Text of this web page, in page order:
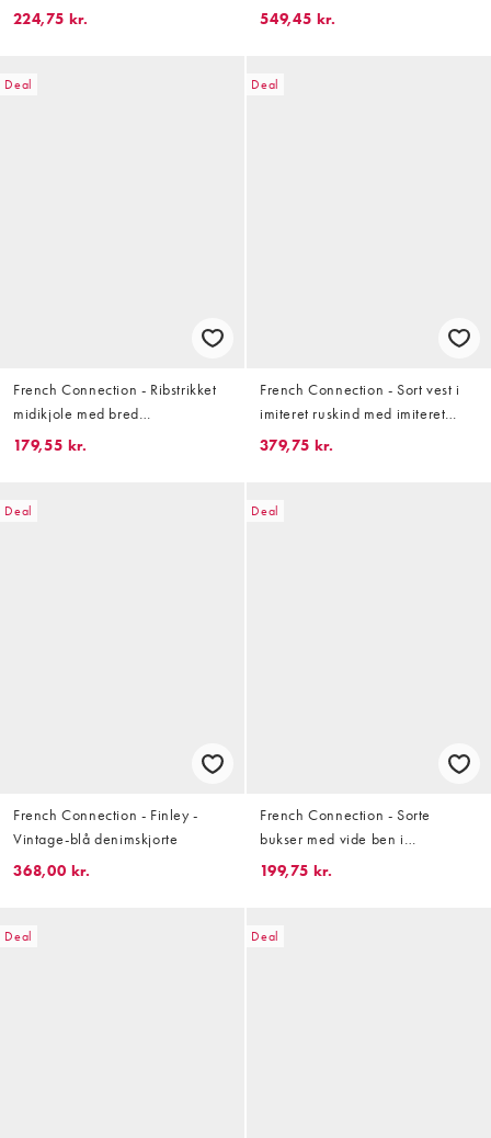
bindebånd i taljen
224,75 kr.
minikjole med rynker
549,45 kr.
Deal
French Connection - Ribstrikket
midikjole med bred
halsudskæring og
179,55 kr.
Deal
French Connection - Sort vest i
imiteret ruskind med imiteret
lammeskindsfor
379,75 kr.
Deal
French Connection - Finley -
Vintage-blå denimskjorte
368,00 kr.
Deal
French Connection - Sorte
bukser med vide ben i
krølstofssatin - Del af sæt
199,75 kr.
Deal Deal